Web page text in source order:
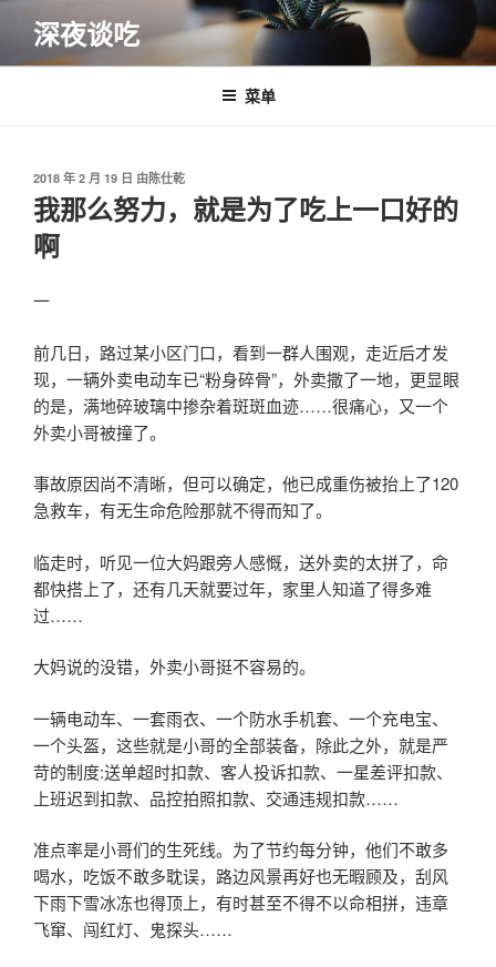
内
深夜谈吃
菜单
发
布
于
2018 年 2 月 19 日 由陈仕乾
我那么努力，就是为了吃上一口好的
啊
一
前几日，路过某小区门口，看到一群人围观，走近后才发
现，一辆外卖电动车已“粉身碎骨”，外卖撒了一地，更显眼
的是，满地碎玻璃中掺杂着斑斑血迹……很痛心，又一个
外卖小哥被撞了。
事故原因尚不清晰，但可以确定，他已成重伤被抬上了120
急救车，有无生命危险那就不得而知了。
临走时，听见一位大妈跟旁人感慨，送外卖的太拼了，命
都快搭上了，还有几天就要过年，家里人知道了得多难
过……
大妈说的没错，外卖小哥挺不容易的。
一辆电动车、一套雨衣、一个防水手机套、一个充电宝、
一个头盔，这些就是小哥的全部装备，除此之外，就是严
苛的制度:送单超时扣款、客人投诉扣款、一星差评扣款、
上班迟到扣款、品控拍照扣款、交通违规扣款……
准点率是小哥们的生死线。为了节约每分钟，他们不敢多
喝水，吃饭不敢多耽误，路边风景再好也无暇顾及，刮风
下雨下雪冰冻也得顶上，有时甚至不得不以命相拼，违章
飞窜、闯红灯、鬼探头……